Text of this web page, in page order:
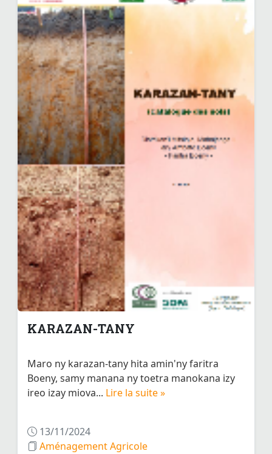
KARAZAN-TANY
Maro ny karazan-tany hita amin'ny faritra
Boeny, samy manana ny toetra manokana izy
ireo izay miova... Lire la suite »
13/11/2024
Aménagement Agricole